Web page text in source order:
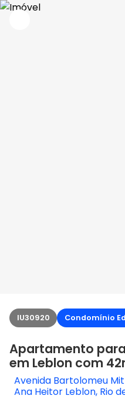
IU30920 Condomínio
Apartamento
em Leblon com
Avenida Bartolomeu
Ana Heitor Leblon, Rio